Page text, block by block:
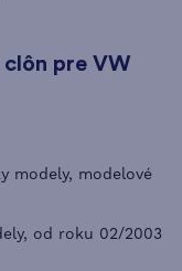
pre VW
modely, modelové
od roku 02/2003